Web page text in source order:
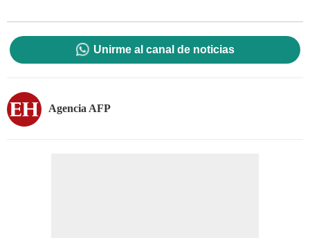
Unirme al canal de noticias
Agencia AFP